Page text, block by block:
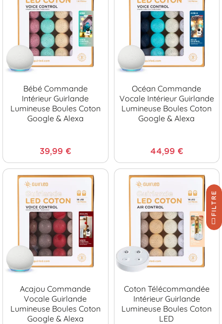
Bébé Commande
Intérieur Guirlande
Lumineuse Boules Coton
Google & Alexa
39,99 €
Océan Commande
Vocale Intérieur Guirlande
Lumineuse Boules Coton
Google & Alexa
44,99 €
Acajou Commande
Vocale Guirlande
Lumineuse Boules Coton
Google & Alexa
Coton Télécommandée
Intérieur Guirlande
Lumineuse Boules Coton
LED
FILTRE